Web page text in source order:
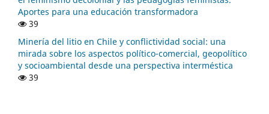
Aportes para una educación transformadora
39
Minería del litio en Chile y conflictividad social: una
mirada sobre los aspectos político-comercial, geopolítico
y socioambiental desde una perspectiva interméstica
39